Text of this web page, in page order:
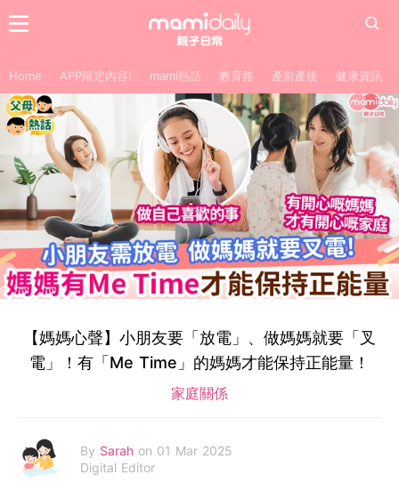
Home APP限定內容! mami熱話 教育路 產前產後 健康資訊
【媽媽心聲】小朋友要「放電」、做媽媽就要「叉
電」！有「Me Time」的媽媽才能保持正能量！
家庭關係
By Sarah on 01 Mar 2025
Digital Editor